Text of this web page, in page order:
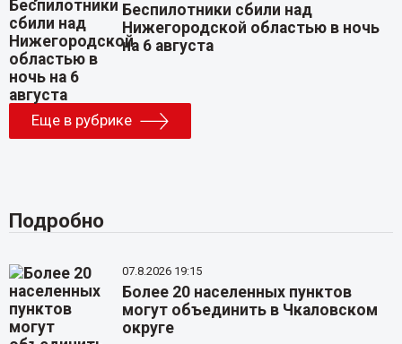
Беспилотники сбили над
Нижегородской областью в ночь
на 6 августа
Еще в рубрике
Подробно
07.8.2026 19:15
Более 20 населенных пунктов
могут объединить в Чкаловском
округе